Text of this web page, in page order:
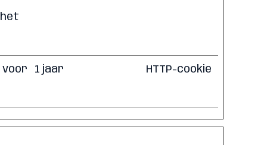
voor 1 jaar HTTP-cookie